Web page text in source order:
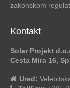
zakonskom
Kontakt
Solar Projekt
Cesta Mira 16,
Ured: